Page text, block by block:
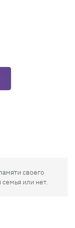
своего
или нет.